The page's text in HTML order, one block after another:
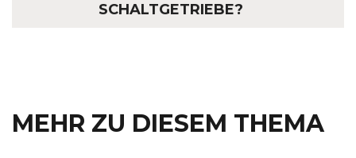
SCHALTGETRIEBE?
MEHR ZU DIESEM THEMA